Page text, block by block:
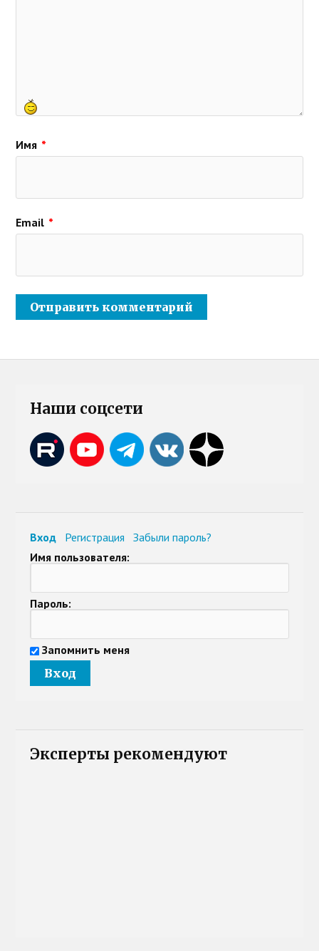
Имя *
Email *
Наши соцсети
Вход Регистрация
Забыли пароль?
Имя пользователя:
Пароль:
Запомнить меня
Эксперты рекомендуют